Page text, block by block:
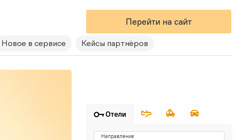
Перейти на сайт
Новое в сервисе Кейсы партнёров
Отели
Направление